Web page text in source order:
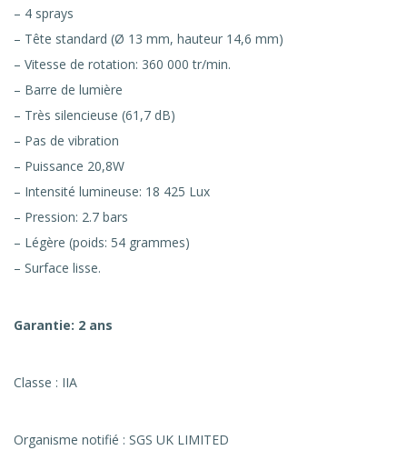
– 4 sprays
– Tête standard (Ø 13 mm, hauteur 14,6 mm)
– Vitesse de rotation: 360 000 tr/min.
– Barre de lumière
– Très silencieuse (61,7 dB)
– Pas de vibration
– Puissance 20,8W
– Intensité lumineuse: 18 425 Lux
– Pression: 2.7 bars
– Légère (poids: 54 grammes)
– Surface lisse.
Garantie: 2 ans
Classe : IIA
Organisme notifié : SGS UK LIMITED